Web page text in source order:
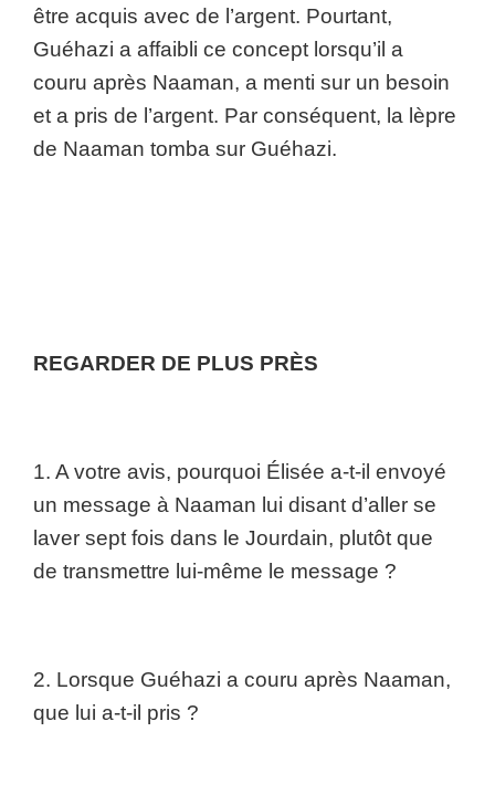
être acquis avec de l’argent. Pourtant,
Guéhazi a affaibli ce concept lorsqu’il a
couru après Naaman, a menti sur un besoin
et a pris de l’argent. Par conséquent, la lèpre
de Naaman tomba sur Guéhazi.
REGARDER DE PLUS PRÈS
1. A votre avis, pourquoi Élisée a-t-il envoyé
un message à Naaman lui disant d’aller se
laver sept fois dans le Jourdain, plutôt que
de transmettre lui-même le message ?
2. Lorsque Guéhazi a couru après Naaman,
que lui a-t-il pris ?